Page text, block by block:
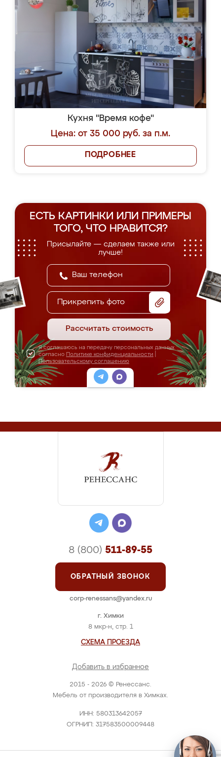
Кухня "Время кофе"
Цена: от 35 000 руб. за п.м.
ПОДРОБНЕЕ
ЕСТЬ КАРТИНКИ ИЛИ ПРИМЕРЫ
ТОГО, ЧТО НРАВИТСЯ?
Присылайте — сделаем также или
лучше!
Прикрепить фото
Рассчитать стоимость
Я соглашаюсь на передачу персональных данных
согласно Политике конфиденциальности
Пользовательскому соглашению
2015 - 2026 © Ренессанс.
Мебель от производителя в Химках.
ИНН: 580313642057
ОГРНИП: 317583500009448
г. Химки
8 мкр-н, стр. 1
СХЕМА ПРОЕЗДА
Добавить в избранное
8 (800) 511-89-55
ОБРАТНЫЙ ЗВОНОК
corp-renessans@yandex.ru